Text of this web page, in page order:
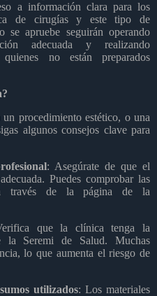
a información clara para los
de cirugías y este tipo de
se apruebe seguirán operando
adecuada y realizando
quienes no están preparados
un procedimiento estético, o una
algunos consejos clave para
: Asegúrate de que el
Puedes comprobar las
a través de la página de la
que la clínica tenga la
la Seremi de Salud. Muchas
lo que aumenta el riesgo de
utilizados: Los materiales